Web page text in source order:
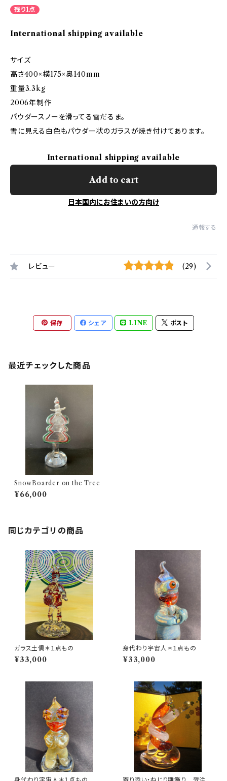
残り1点
International shipping available
サイズ
高さ400×横175×奥140mm
重量3.3kg
2006年制作
パウダースノーを滑ってる雪だるま。
雪に見える白色もパウダー状のガラスが焼き付けてあります。
International shipping available
Add to cart
日本国内にお住まいの方向け
通報する
レビュー (29)
保存 シェア LINE ポスト
最近チェックした商品
SnowBoarder on the Tree
¥66,000
同じカテゴリの商品
ガラス土偶＊１点もの
¥33,000
身代わり宇宙人＊１点もの
¥33,000